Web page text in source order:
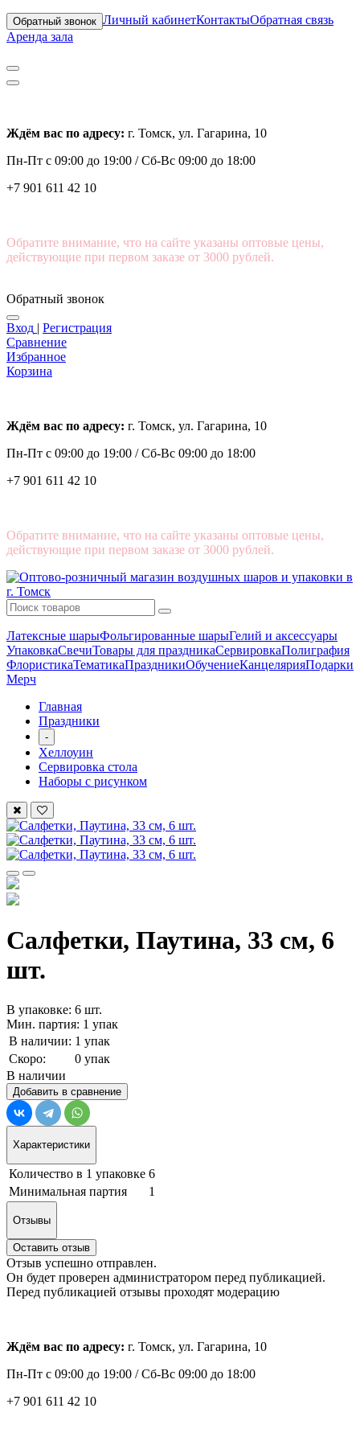
Обратный звонок Личный кабинетКонтактыОбратная связь
Аренда зала
Ждём вас по адресу: г. Томск, ул. Гагарина, 10
Пн-Пт с 09:00 до 19:00 /Сб-Вс 09:00 до 18:00
+7 901 611 42 10
Обратите внимание, что на сайте указаны оптовые цены,
действующие при первом заказе от 3000 рублей.
Обратный звонок
Вход | Регистрация
Сравнение
Избранное
Корзина
Ждём вас по адресу: г. Томск, ул. Гагарина, 10
Пн-Пт с 09:00 до 19:00 /Сб-Вс 09:00 до 18:00
+7 901 611 42 10
Обратите внимание, что на сайте указаны оптовые цены,
действующие при первом заказе от 3000 рублей.
Латексные шарыФольгированные шарыГелий и аксессуары
УпаковкаСвечиТовары для праздникаСервировкаПолиграфия
ФлористикаТематикаПраздникиОбучениеКанцелярияПодарки
Мерч
Главная
Праздники
-
Хеллоуин
Сервировка стола
Наборы с рисунком
Салфетки, Паутина, 33 см, 6
шт.
В упаковке: 6 шт.
Мин. партия: 1 упак
В наличии: 1 упак
Скоро:
0 упак
В наличии
Добавить в сравнение
Характеристики
Количество в 1 упаковке 6
Минимальная партия
1
Отзывы
Оставить отзыв
Отзыв успешно отправлен.
Он будет проверен администратором перед публикацией.
Перед публикацией отзывы проходят модерацию
Ждём вас по адресу: г. Томск, ул. Гагарина, 10
Пн-Пт с 09:00 до 19:00 /Сб-Вс 09:00 до 18:00
+7 901 611 42 10